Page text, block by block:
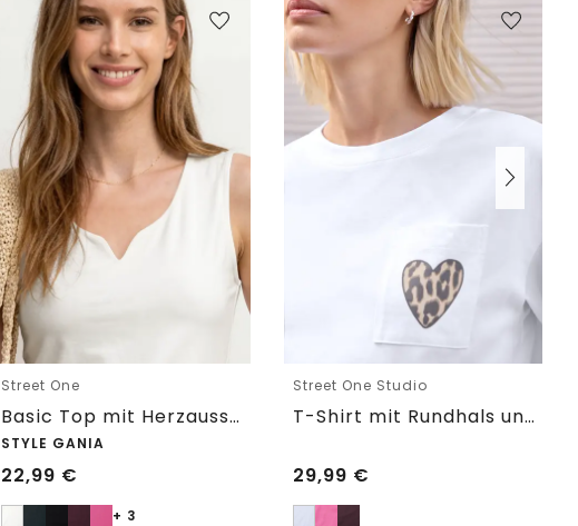
Street One
Basic Top mit Herzausschnitt
STYLE GANIA
22,99 €
+ 3
Street One Studio
T-Shirt mit Rundhals und Brusttasche
29,99 €